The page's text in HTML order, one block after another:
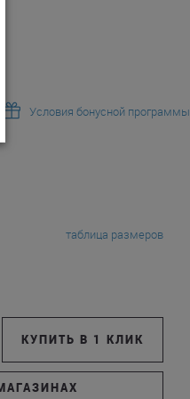
Условия бонусной программы
таблица размеров
КУПИТЬ В 1 КЛИК